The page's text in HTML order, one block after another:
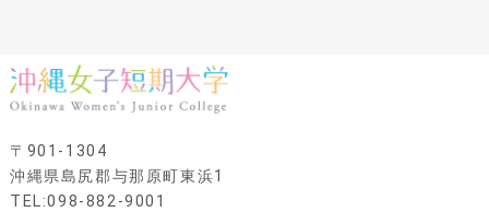
〒901-1304
沖縄県島尻郡与那原町東浜1
TEL:098-882-9001